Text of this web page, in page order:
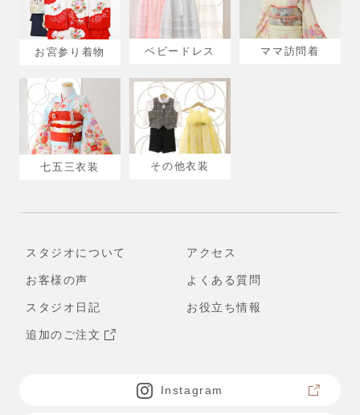
お宮参り着物 ベビードレス ママ訪問着
七五三衣装 その他衣装
スタジオについて アクセス
お客様の声 よくある質問
スタジオ日記 お役立ち情報
追加のご注文
Instagram